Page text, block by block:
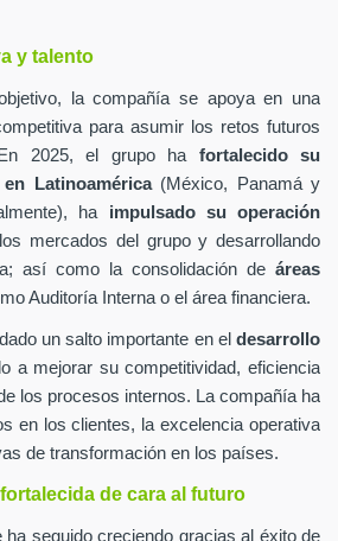
y talento
la compañía se apoya en una
para asumir los retos futuros
2025, el grupo ha fortalecido su
Latinoamérica(México, Panamá y
ha impulsado su operación
mercados del grupo y desarrollando
así como la consolidación de áreas
Auditoría Interna o el área financiera.
un salto importante en el desarrollo
a mejorar su competitividad, eficiencia
los procesos internos. La compañía ha
en los clientes, la excelencia operativa
de transformación en los países.
de cara al futuro
ha seguido creciendo gracias al éxito de